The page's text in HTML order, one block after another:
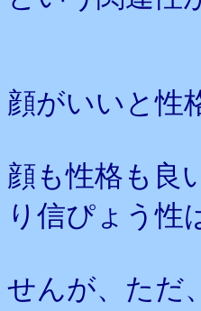
顔がいいと性
顔も性格も良
り信ぴょう性
せんが、ただ